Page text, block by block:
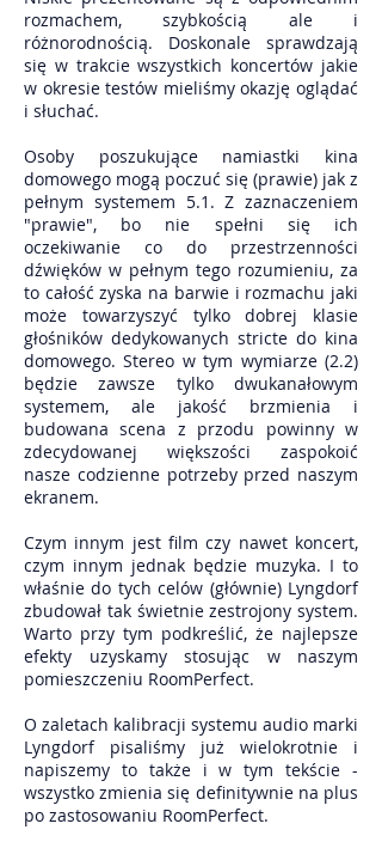
rozmachem, szybkością ale i
różnorodnością. Doskonale sprawdzają
się w trakcie wszystkich koncertów jakie
w okresie testów mieliśmy okazję oglądać
i słuchać.
Osoby poszukujące namiastki kina
domowego mogą poczuć się (prawie) jak z
pełnym systemem 5.1. Z zaznaczeniem
"prawie", bo nie spełni się ich
oczekiwanie co do przestrzenności
dźwięków w pełnym tego rozumieniu, za
to całość zyska na barwie i rozmachu jaki
może towarzyszyć tylko dobrej klasie
głośników dedykowanych stricte do kina
domowego. Stereo w tym wymiarze (2.2)
będzie zawsze tylko dwukanałowym
systemem, ale jakość brzmienia i
budowana scena z przodu powinny w
zdecydowanej większości zaspokoić
nasze codzienne potrzeby przed naszym
ekranem.
Czym innym jest film czy nawet koncert,
czym innym jednak będzie muzyka. I to
właśnie do tych celów (głównie) Lyngdorf
zbudował tak świetnie zestrojony system.
Warto przy tym podkreślić, że najlepsze
efekty uzyskamy stosując w naszym
pomieszczeniu RoomPerfect.
O zaletach kalibracji systemu audio marki
Lyngdorf pisaliśmy już wielokrotnie i
napiszemy to także i w tym tekście -
wszystko zmienia się definitywnie na plus
po zastosowaniu RoomPerfect.